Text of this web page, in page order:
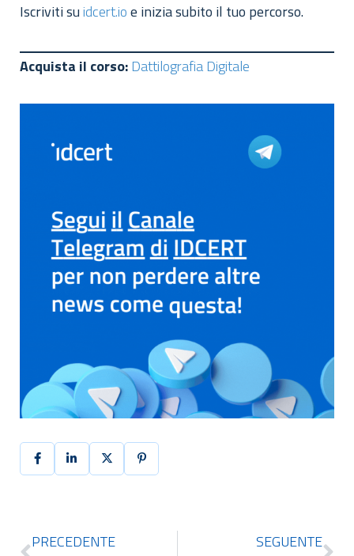
Iscriviti suidcert.ioe inizia subito il tuo percorso.
Acquista il corso:Dattilografia Digitale
PRECEDENTE SEGUENTE